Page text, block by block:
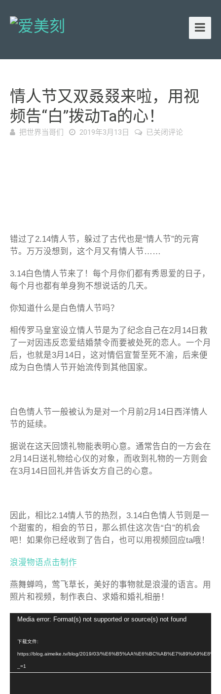
情人节又双叒叕来啦，用视
频告“白”拨动ta的心！
把世界当哥们 2019年3月13日
情
频
拨
动
ta
已关闭评论
错过了2.14情人节，躲过了古代也是“情人节”的元宵
节。万万没想到，这个月又有情人节……
3.14白色情人节来了！每个月你们都有秀恩爱的日子，
每个月也都有单身狗不想说话的几天。
你知道什么是白色情人节吗？
相传罗马皇室设立情人节是为了纪念自己在2月14日救
了一对因违反恋爱结婚禁令而要被处死的恋人。一个月
后，也就是3月14日，这对情侣宣誓至死不渝，后来便
成为白色情人节开始流传到其他国家。
白色情人节一般被认为是对一个月前2月14日西洋情人
节的延续。
据说在这天回馈礼物能表明心意。通常告白的一方会在
2月14日送礼物给心仪的对象，而收到礼物的一方则会
在3月14日回礼并告诉女方自己的心意。
因此，相比2.14情人节的热烈，3.14白色情人节则是一
个甜蜜的，相会的节日，那么抓住这次告“白”的机会
吧！如果你已经收到了告白，也可以用视频回应ta哦！
浪漫物语点击制作
燕舞蝉鸣，莺飞草长，美好的事物就是浪漫的语言。用
照片和视频，制作表白、求婚和婚礼相册！
Media error: Format(s) not supported or source(s) not found
下载文件:
https://blog.aimeike.tv/blog/2019/03/
_=1